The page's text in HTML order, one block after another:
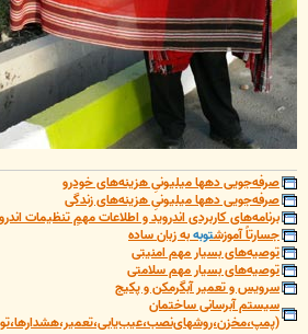
صرفه‌جویی دهها میلیونیِ هزینه‌های خودرو
صرفه‌جویی دهها میلیونیِ هزینه‌های زندگی
برنامه‌های کاربردی اندروید و اطلاعات مهمِ تنظیمات
جسارتاً آموزشتوبهبه زبان ساده
توصیه‌های بسیار مهم امنیتی
توصیه‌های بسیار مهم سلامتی
سرویس و تعمیر آبگرمکن و پکیج
سیستم آبرسانی ساختمان